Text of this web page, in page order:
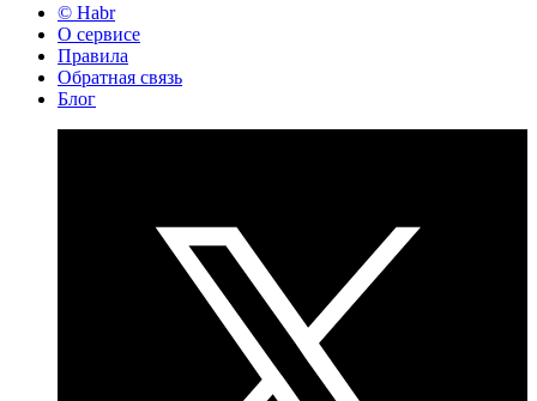
© Habr
О сервисе
Правила
Обратная связь
Блог